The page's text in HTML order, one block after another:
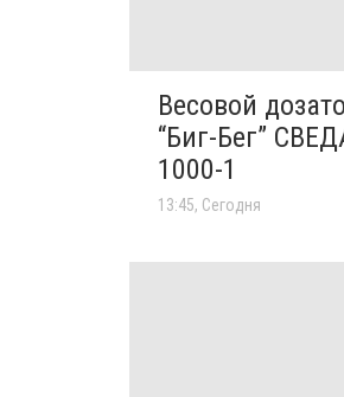
Весовой
“Биг-Бег”
1000-1
13:45, Сегодня